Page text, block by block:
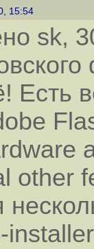
15:54
sk,
Есть
other